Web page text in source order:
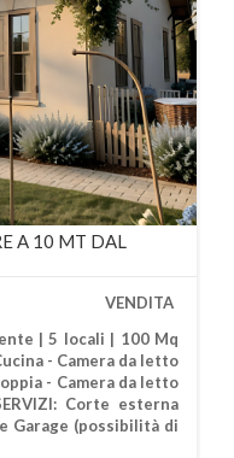
A 10 MT DAL
VENDITA
| 5 locali | 100 Mq
- Camera da letto
- Camera da letto
Corte esterna
Garage (possibilità di